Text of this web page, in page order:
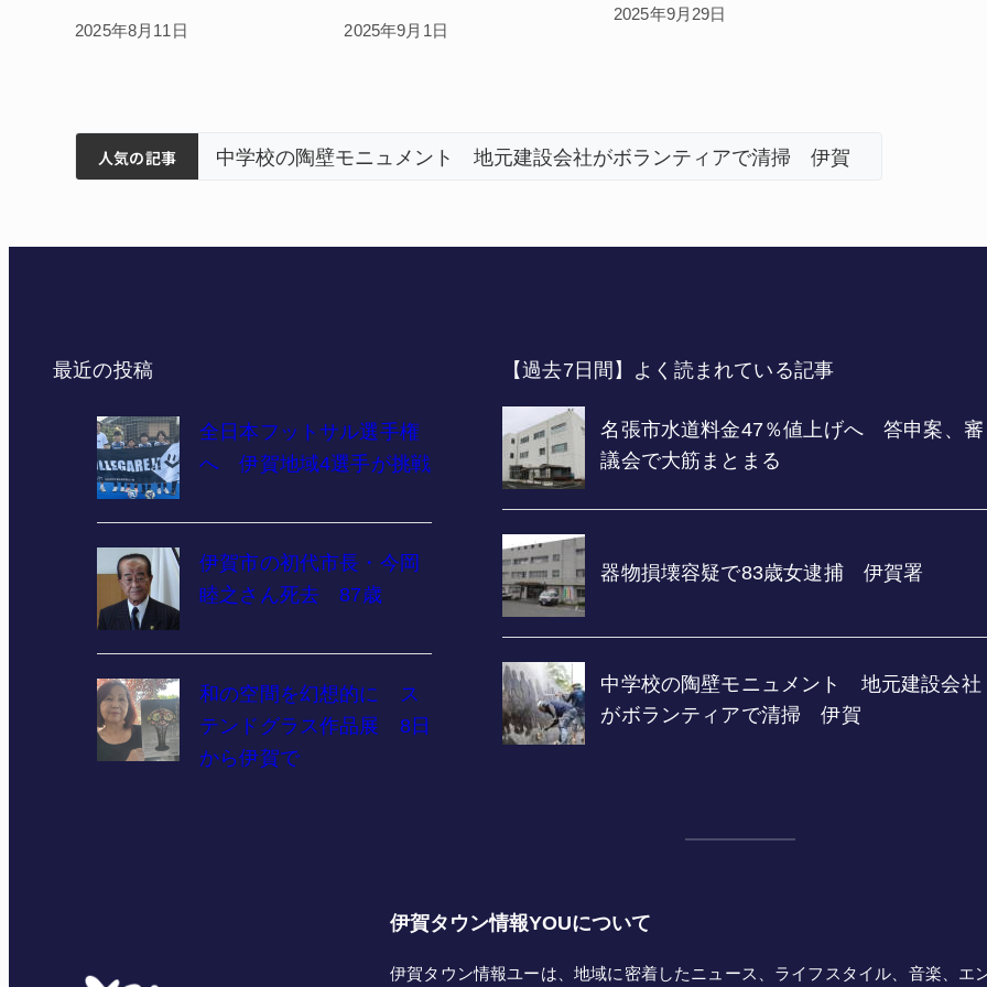
2025年8月11日 2025年9月1日
2025年9月29日
人気の記事
会社がボランティアで清掃 伊賀 名張市立病院のDMAT、熊本地震の被災地へ 能登以来3回目の派遣
最近の投稿
全日本フットサル選手権
へ 伊賀地域4選手が挑戦
伊賀市の初代市長・今岡
睦之さん死去 87歳
和の空間を幻想的に ス
テンドグラス作品展 8日
から伊賀で
【過去7日間】よく読まれている記事
伊賀タウン情報YOUについて
伊賀タウン情報ユーは、地域に密着したニュース、ライフスタイル、音楽、エ